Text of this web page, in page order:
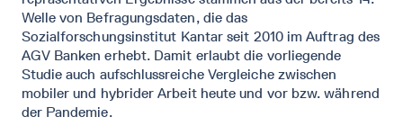
Welle von Befragungsdaten, die das
Sozialforschungsinstitut Kantar seit 2010 im Auftrag des
AGV Banken erhebt. Damit erlaubt die vorliegende
Studie auch aufschlussreiche Vergleiche zwischen
mobiler und hybrider Arbeit heute und vor bzw. während
der Pandemie.